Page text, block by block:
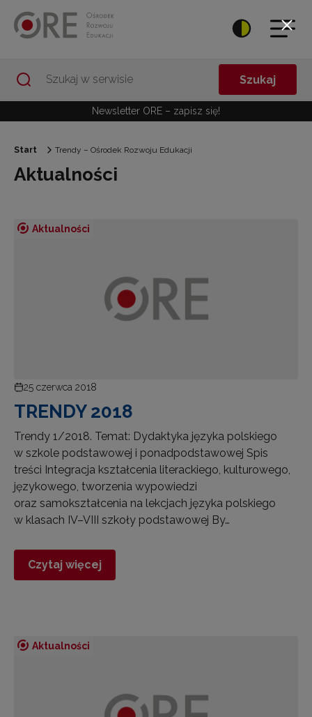
Szukaj
Newsletter ORE – zapisz się!
Start Trendy – Ośrodek Rozwoju Edukacji
Aktualności
Aktualności
25 czerwca 2018
TRENDY 2018
Trendy 1/2018. Temat: Dydaktyka języka polskiego
w szkole podstawowej i ponadpodstawowej Spis
treści Integracja kształcenia literackiego, kulturowego,
językowego, tworzenia wypowiedzi
oraz samokształcenia na lekcjach języka polskiego
w klasach IV–VIII szkoły podstawowej By…
Czytaj więcej
Aktualności